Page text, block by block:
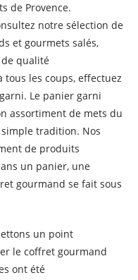
de Provence.
notre sélection de
et gourmets salés,
qualité
les coups, effectuez
Le panier garni
assortiment de mets du
tradition. Nos
de produits
un panier, une
gourmand se fait sous
un point
le coffret gourmand
ont été